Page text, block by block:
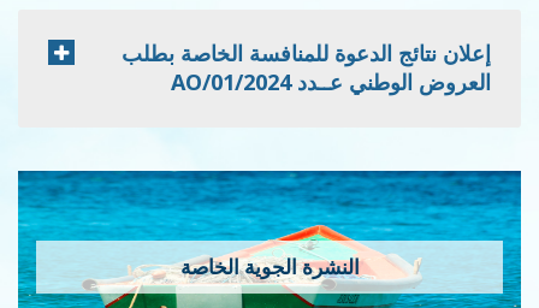
إعلان نتائج الدعوة للمنافسة الخاصة بطلب
العروض الوطني عــدد 2024/AO/01
النشرة الجوية الخاصة